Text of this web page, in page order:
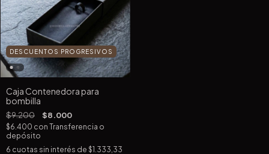
DESCUENTOS PROGRESIVOS
Caja Contenedora para
bombilla
$9.200 $8.000
$6.400 con Transferencia o
depósito
6 cuotas sin interés de $1.333,33